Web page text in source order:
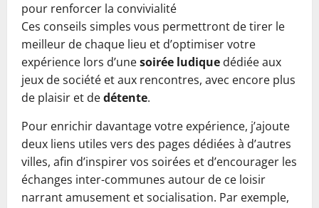
pour renforcer la convivialité
Ces conseils simples vous permettront de tirer le
meilleur de chaque lieu et d’optimiser votre
expérience lors d’unesoirée ludique dédiée aux
jeux de société et aux rencontres, avec encore plus
de plaisir et dedétente.
Pour enrichir davantage votre expérience, j’ajoute
deux liens utiles vers des pages dédiées à d’autres
villes, afin d’inspirer vos soirées et d’encourager les
échanges inter-communes autour de ce loisir
narrant amusement et socialisation. Par exemple,